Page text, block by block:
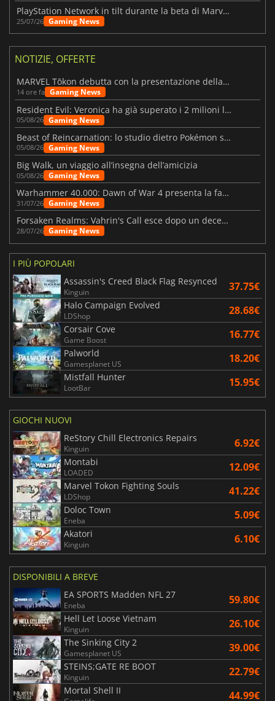
PlayStation Network in tilt durante la beta di Marvel Tōkon
25/07/26 Gaming News
NOTIZIE, OFFERTE
MARVEL Tōkon debutta con la presentazione della roadmap per il primo anno
14 ore fa Gaming News
Resident Evil: Veronica ha già superato i 2 milioni liste dei desideri
05/08/26 Gaming News
Beast of Reincarnation: lo studio dietro Pokémon su una nuova strada
05/08/26 Gaming News
Big Walk, un viaggio all’insegna dell’amicizia
05/08/26 Gaming News
Warhammer 40.000: Dawn of War 4 presenta la fazione dei Necron
31/07/26 Gaming News
Forsaken Realms: Vahrin's Call esce dopo un decennio di sviluppo
28/07/26 Gaming News
I PIÙ POPOLARI
Assassin's Creed Black Flag Resynced
Kinguin 37.75€
Halo Campaign Evolved
LDShop 28.68€
Corsair Cove
Game Boost 16.77€
Palworld
Gamesplanet US 18.20€
Mistfall Hunter
LootBar 15.95€
GIOCHI NUOVI
ReStory Chill Electronics Repairs
Kinguin 6.92€
Montabi
LOADED 12.09€
Marvel Tokon Fighting Souls
LDShop 41.22€
Doloc Town
Eneba 5.09€
Akatori
Kinguin 6.10€
DISPONIBILI A BREVE
EA SPORTS Madden NFL 27
Eneba 59.80€
Hell Let Loose Vietnam
Kinguin 26.10€
The Sinking City 2
Gamesplanet US 39.00€
STEINS;GATE RE BOOT
Kinguin 22.79€
Mortal Shell II 44.99€